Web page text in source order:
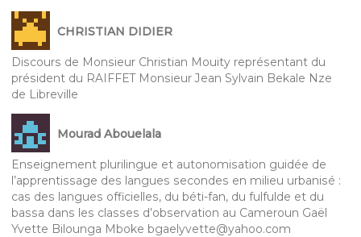
CHRISTIAN DIDIER
Discours de Monsieur Christian Mouity représentant du
président du RAIFFET Monsieur Jean Sylvain Bekale Nze
de Libreville
Mourad Abouelala
Enseignement plurilingue et autonomisation guidée de
l’apprentissage des langues secondes en milieu urbanisé :
cas des langues officielles, du béti-fan, du fulfulde et du
bassa dans les classes d’observation au Cameroun Gaël
Yvette Bilounga Mboke bgaelyvette@yahoo.com